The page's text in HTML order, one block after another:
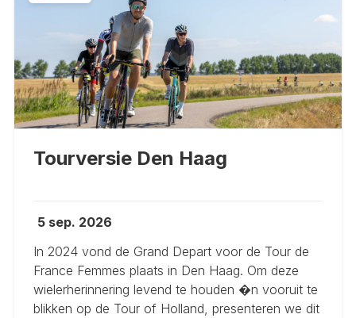
Tourversie Den Haag
5 sep. 2026
In 2024 vond de Grand Depart voor de Tour de
France Femmes plaats in Den Haag. Om deze
wielerherinnering levend te houden �n vooruit te
blikken op de Tour of Holland, presenteren we dit